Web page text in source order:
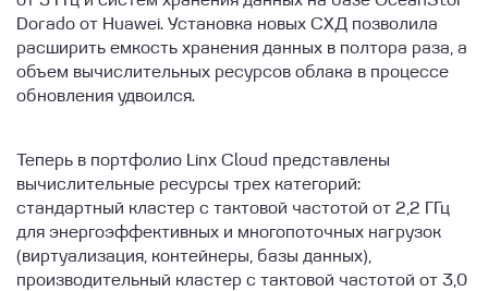
Dorado от Huawei. Установка новых СХД позволила
расширить емкость хранения данных в полтора раза, а
объем вычислительных ресурсов облака в процессе
обновления удвоился.
Теперь в портфолио Linx Cloud представлены
вычислительные ресурсы трех категорий:
стандартный кластер с тактовой частотой от 2,2 ГГц
для энергоэффективных и многопоточных нагрузок
(виртуализация, контейнеры, базы данных),
производительный кластер с тактовой частотой от 3,0